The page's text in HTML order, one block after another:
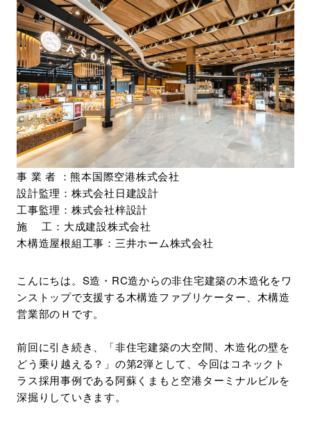
取扱商品
環境・社会への取り組み
モッケン便り
トピックス一覧
イベントレポート一覧
事 業 者 ：熊本国際空港株式会社
設計監理：株式会社日建設計
工事監理：株式会社梓設計
施 工：大成建設株式会社
木構造屋根組工事：三井ホーム株式会社
こんにちは。S造・RC造からの非住宅建築の木造化をワ
ンストップで支援する木構造ファブリケーター、木構造
営業部のＨです。
前回に引き続き、「非住宅建築の大空間、木造化の壁を
どう乗り越える？」の第2弾として、今回はコネックト
ラス採用事例である阿蘇くまもと空港ターミナルビルを
深掘りしていきます。